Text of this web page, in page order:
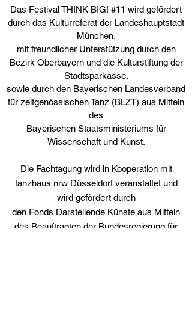
Das Festival THINK BIG! #11 wird gefördert
durch das Kulturreferat der Landeshauptstadt
München,
mit freundlicher Unterstützung durch den
Bezirk Oberbayern und die Kulturstiftung der
Stadtsparkasse,
sowie durch den Bayerischen Landesverband
für zeitgenössischen Tanz (BLZT) aus Mitteln
des
Bayerischen Staatsministeriums für
Wissenschaft und Kunst.
Die Fachtagung wird in Kooperation mit
tanzhaus nrw Düsseldorf veranstaltet und
wird gefördert durch
den Fonds Darstellende Künste aus Mitteln
des Beauftragten der Bundesregierung für